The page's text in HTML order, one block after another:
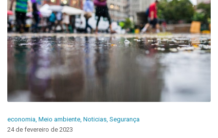
economia, Meio ambiente, Noticias, Segurança
24 de fevereiro de 2023